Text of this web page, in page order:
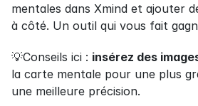
mentales dans Xmind et ajouter
à côté. Un outil qui vous fait
💡Conseils ici : insérez des
la carte mentale pour une plus
une meilleure précision.